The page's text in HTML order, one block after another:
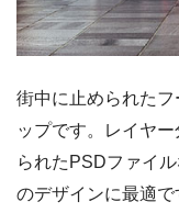
街中に止められた
ップです。レイヤ
られたPSDファイ
のデザインに最適で